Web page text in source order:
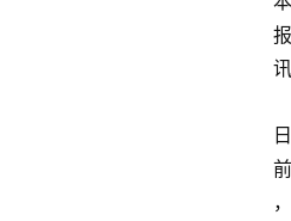
报
讯
日
前
，